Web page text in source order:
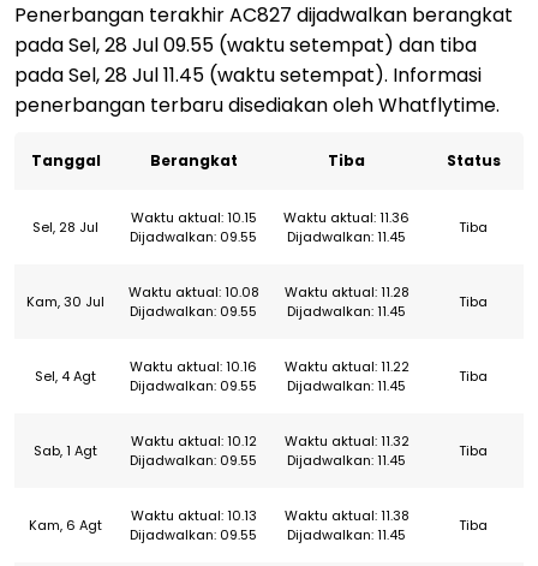
Penerbangan terakhir AC827 dijadwalkan berangkat
pada Sel, 28 Jul 09.55 (waktu setempat) dan tiba
pada Sel, 28 Jul 11.45 (waktu setempat). Informasi
penerbangan terbaru disediakan oleh Whatflytime.
Tanggal Berangkat Tiba Status
Sel, 28 Jul
Waktu aktual: 10.15
Dijadwalkan: 09.55
Waktu aktual: 11.36
Dijadwalkan: 11.45
Tiba
Kam, 30 Jul
Waktu aktual: 10.08
Dijadwalkan: 09.55
Waktu aktual: 11.28
Dijadwalkan: 11.45
Tiba
Sel, 4 Agt
Waktu aktual: 10.16
Dijadwalkan: 09.55
Waktu aktual: 11.22
Dijadwalkan: 11.45
Tiba
Sab, 1 Agt
Waktu aktual: 10.12
Dijadwalkan: 09.55
Waktu aktual: 11.32
Dijadwalkan: 11.45
Tiba
Kam, 6 Agt
Waktu aktual: 10.13
Dijadwalkan: 09.55
Waktu aktual: 11.38
Dijadwalkan: 11.45
Tiba